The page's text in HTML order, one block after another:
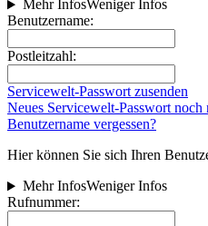
Mehr InfosWeniger Infos
Benutzername:
Postleitzahl:
Servicewelt-Passwort zusenden
Neues Servicewelt-Passwort noch
Benutzername vergessen?
Hier können Sie sich Ihren
Mehr InfosWeniger Infos
Rufnummer: